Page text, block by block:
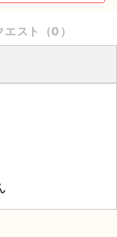
エスト（0）